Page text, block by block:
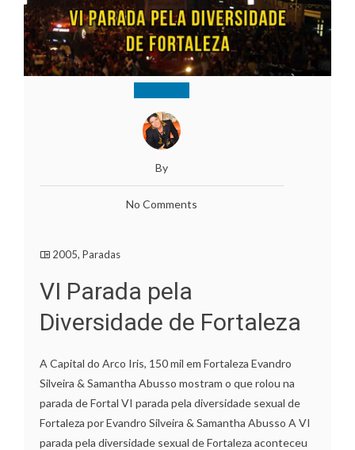
By
No Comments
2005, Paradas
VI Parada pela
Diversidade de Fortaleza
A Capital do Arco Iris, 150 mil em Fortaleza Evandro
Silveira & Samantha Abusso mostram o que rolou na
parada de Fortal VI parada pela diversidade sexual de
Fortaleza por Evandro Silveira & Samantha Abusso A VI
parada pela diversidade sexual de Fortaleza aconteceu